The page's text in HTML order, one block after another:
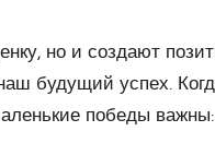
но и создают
будущий успех.
победы важны: